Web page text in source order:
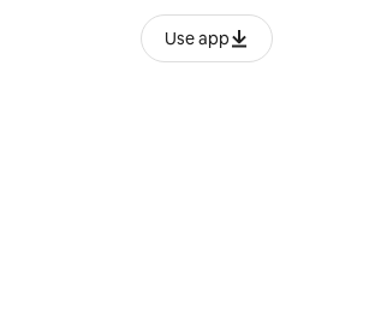
Use app